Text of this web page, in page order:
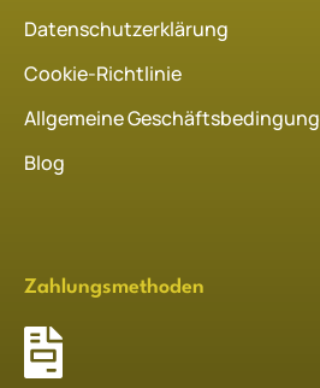
Datenschutzerklärung
Cookie-Richtlinie
Allgemeine
Blog
Zahlungsmethoden